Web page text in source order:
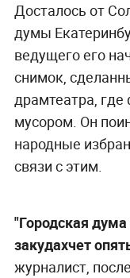
Досталось от
думы
ведущего его
снимок,
драмтеатра, где
мусором. Он
народные
связи с этим.
"Городская
закудахчет
журналист,